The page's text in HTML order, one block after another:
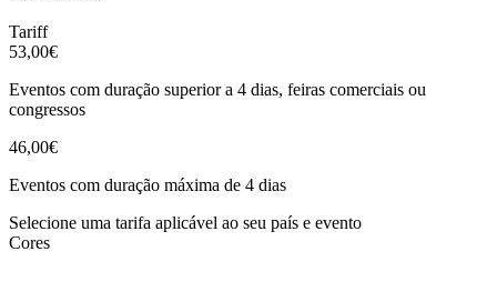
Tariff
53,00€
Eventos com duração superior a 4 dias, feiras comerciais ou
congressos
46,00€
Eventos com duração máxima de 4 dias
Selecione uma tarifa aplicável ao seu país e evento
Cores